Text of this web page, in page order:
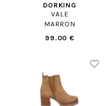
DORKING
VALE
MARRON
99.00 €